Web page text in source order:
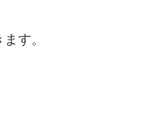
す。